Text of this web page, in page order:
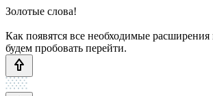
Золотые слова!
Как появятся все необходимые расширения
будем пробовать перейти.